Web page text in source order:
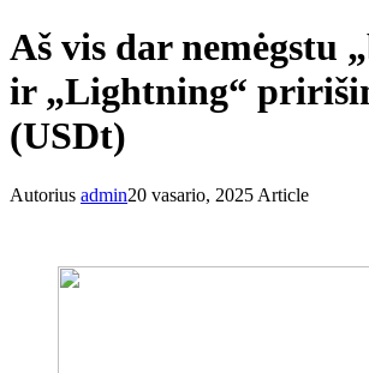
Aš vis dar nemėgstu
ir „Lightning“
(USDt)
Autorius admin20 vasario, 2025 Article